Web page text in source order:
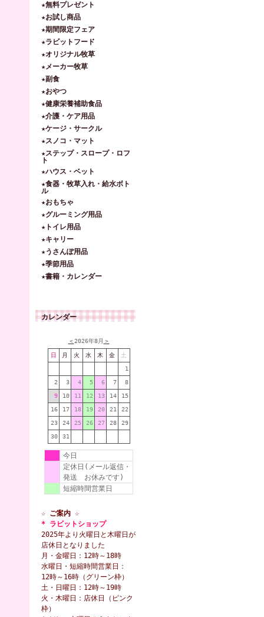
★無料プレゼント
★お試し商品
★期間限定フェア
★ラビットフード
★オリジナル牧草
★メーカー牧草
★副食
★おやつ
★健康栄養補助食品
★介護・ケア用品
★ケージ・サークル
★スノコ・マット
★ステップ・スロープ・ロフ
ト
★ハウス・ベット
★食器・牧草入れ・給水ボト
ル
★おもちゃ
★グルーミング用品
★トイレ用品
★キャリー
★うさんぽ用品
★季節用品
★書籍・カレンダー
カレンダー
＜2026年8月 ＞
日 月 火 水 木 金 土
1
2 3 4 5 6 7 8
9 10 11 12 13 14 15
16 17 18 19 20 21 22
23 24 25 26 27 28 29
30 31
今日
定休日(メール返信・
発送 お休みです)
短縮時間営業日
☆ ご案内 ☆
* ラビットショップ
2025年より火曜日と木曜日が
店休日となりました
月・金曜日：12時～18時
水曜日・短縮時間営業日：
12時～16時（グリーン枠）
土・日曜日：12時～19時
火・木曜日：店休日（ピンク
枠）